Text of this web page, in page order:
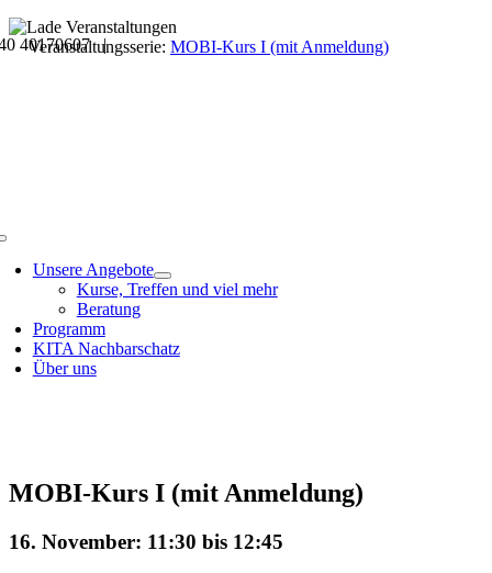
Skip
to 40170607 |
Unsere Angebote
Kurse, Treffen und viel mehr
Beratung
Programm
KITA Nachbarschatz
Über uns
Veranstaltungsdetails
Veranstaltungsserie: MOBI-Kurs I (mit Anmeldung)
MOBI-Kurs I (mit Anmeldung)
16. November: 11:30 bis 12:45